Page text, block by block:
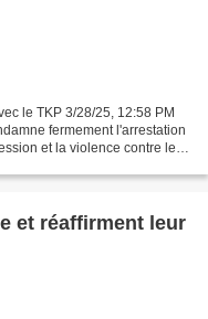
le TKP 3/28/25, 12:58 PM
fermement l'arrestation
et la violence contre les
et réaffirment leur